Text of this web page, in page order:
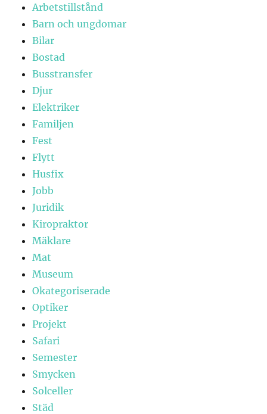
Arbetstillstånd
Barn och ungdomar
Bilar
Bostad
Busstransfer
Djur
Elektriker
Familjen
Fest
Flytt
Husfix
Jobb
Juridik
Kiropraktor
Mäklare
Mat
Museum
Okategoriserade
Optiker
Projekt
Safari
Semester
Smycken
Solceller
Städ